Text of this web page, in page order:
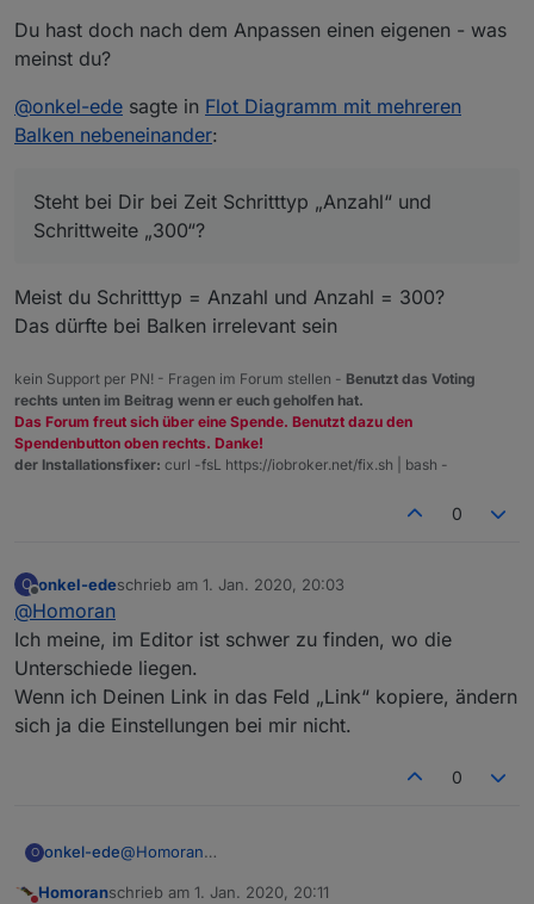
Du hast doch nach dem Anpassen einen eigenen - was
meinst du?
@onkel-ede sagte in Flot Diagramm mit mehreren
Balken nebeneinander:
Steht bei Dir bei Zeit Schritttyp „Anzahl“ und
Schrittweite „300“?
Meist du Schritttyp = Anzahl und Anzahl = 300?
Das dürfte bei Balken irrelevant sein
kein Support per PN! - Fragen im Forum stellen - Benutzt das Voting
rechts unten im Beitrag wenn er euch geholfen hat.
Das Forum freut sich über eine Spende. Benutzt dazu den
Spendenbutton oben rechts. Danke!
der Installationsfixer: curl -fsL https://iobroker.net/fix.sh | bash -
0
O
Offline
onkel-edeschrieb am 1. Jan. 2020, 20:03
zuletzt editiert von
@Homoran
Ich meine, im Editor ist schwer zu finden, wo die
Unterschiede liegen.
Wenn ich Deinen Link in das Feld „Link“ kopiere, ändern
sich ja die Einstellungen bei mir nicht.
0
O onkel-ede@Homoran
Unterschiede liegen.
Homoranschrieb am 1. Jan. 2020, 20:11